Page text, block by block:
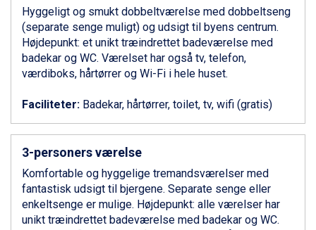
Arabba fra DKK 7.045
La Thuile fra DKK 4.595
Val Thorens fra DKK 5.395
Cervinia fra DKK 5.295
Sölden fra DKK 8.445
Passo Tonale fra DKK 3.795
Champoluc fra DKK 3.795
Sestriere fra DKK 4.395
Fieberbrunn fra DKK 6.145
Wagrain fra DKK 4.645
Ischgl fra DKK 7.095
St. Anton fra DKK 7.245
Zell am See fra DKK 4.095
Hyggeligt og smukt dobbeltværelse med dobbeltseng
(separate senge muligt) og udsigt til byens centrum.
Højdepunkt: et unikt træindrettet badeværelse med
badekar og WC. Værelset har også tv, telefon,
værdiboks, hårtørrer og Wi-Fi i hele huset.
Faciliteter: Badekar, hårtørrer, toilet, tv, wifi (gratis)
3-personers værelse
Komfortable og hyggelige tremandsværelser med
fantastisk udsigt til bjergene. Separate senge eller
enkeltsenge er mulige. Højdepunkt: alle værelser har
unikt træindrettet badeværelse med badekar og WC.